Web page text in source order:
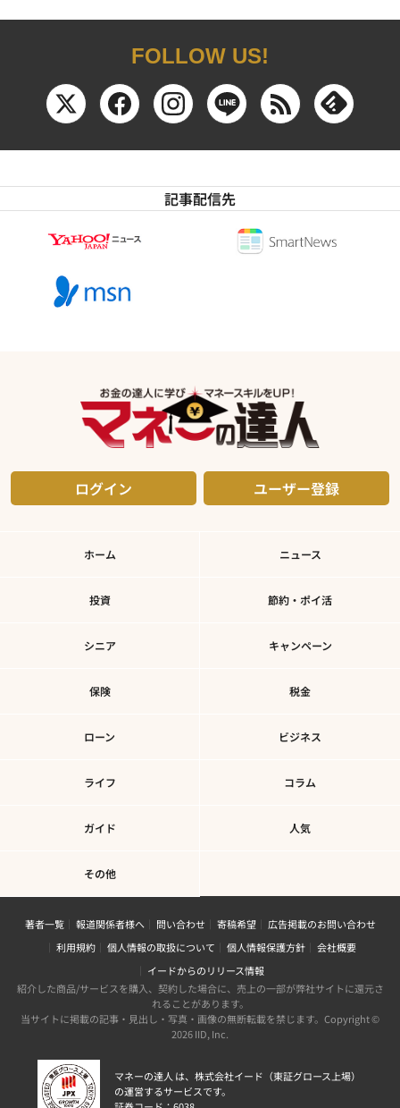
FOLLOW US!
記事配信先
ログイン ユーザー登録
ホーム ニュース
投資 節約・ポイ活
シニア キャンペーン
保険 税金
ローン ビジネス
ライフ コラム
ガイド 人気
その他
著者一覧 報道関係者様へ 問い合わせ 寄稿希望
広告掲載のお問い合わせ
利用規約
個人情報の取扱について 個人情報保護方針
会社概要
イードからのリリース情報
紹介した商品/サービスを購入、契約した場合に、売上の一部が弊社サイトに還元さ
れることがあります。
当サイトに掲載の記事・見出し・写真・画像の無断転載を禁じます。Copyright ©
2026 IID, Inc.
マネーの達人 は、株式会社イード（東証グロース上場）
の運営するサービスです。